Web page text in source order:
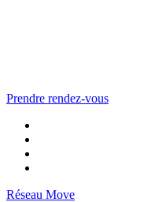
Prendre rendez-vous
Réseau Move